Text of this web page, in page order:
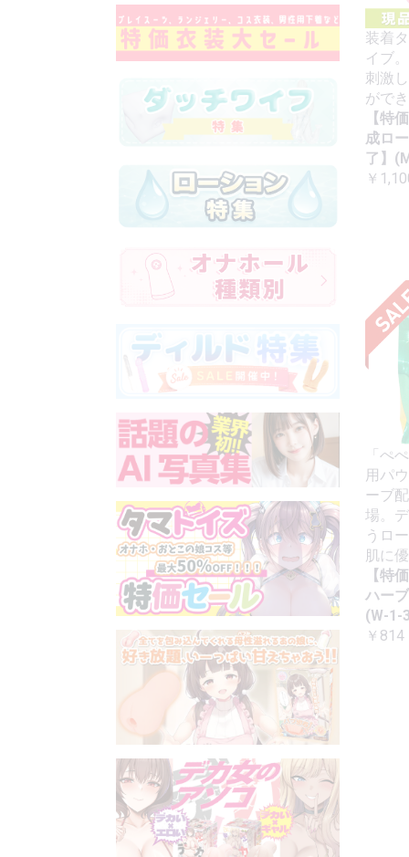
装着
イブ
刺激
がで
【特
成ロ
了】
￥
「ぺ
用パ
ーブ
場。
うロ
肌に
【特
ハー
(W-1-
￥814